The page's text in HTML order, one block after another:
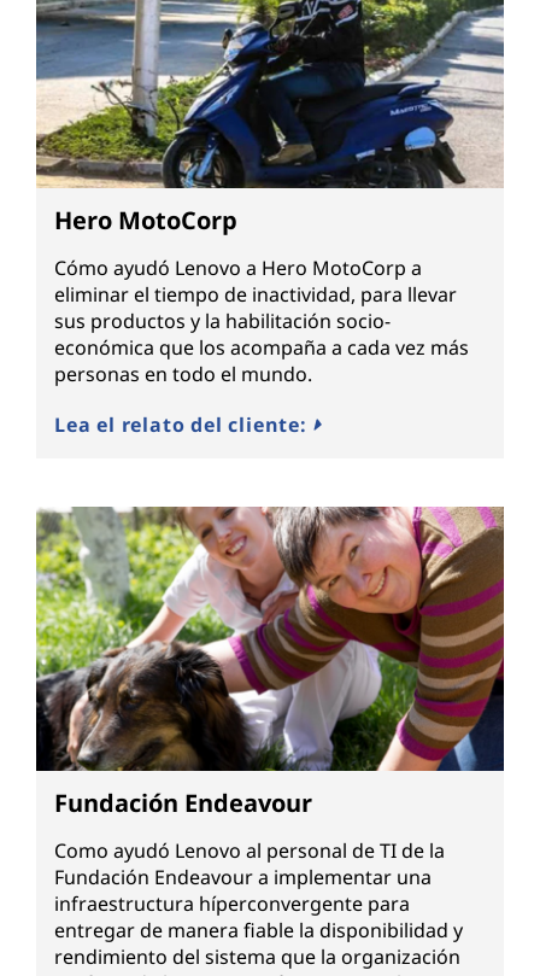
Hero MotoCorp
Cómo ayudó Lenovo a Hero MotoCorp a
eliminar el tiempo de inactividad, para llevar
sus productos y la habilitación socio-
económica que los acompaña a cada vez más
personas en todo el mundo.
Lea el relato del cliente:
Fundación Endeavour
Como ayudó Lenovo al personal de TI de la
Fundación Endeavour a implementar una
infraestructura híperconvergente para
entregar de manera fiable la disponibilidad y
rendimiento del sistema que la organización